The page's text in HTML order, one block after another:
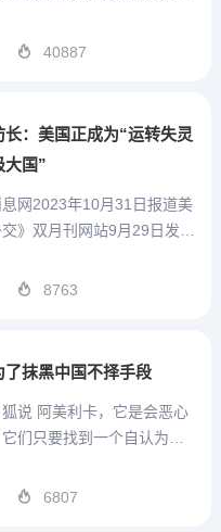
的言论，我要反驳的是，
40887
长：美国正成为“运转失灵
大国”
网2023年10月31日报道美
》双月刊网站9月29日发表
为美国前国防部长罗伯特·
往任何时候，都要严重。
8763
了抹黑中国不择手段
说 阿美利卡，它是会恶心
们只要找到一个自认为是
这两天，美国《国家地
6807